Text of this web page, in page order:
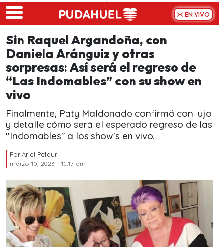
Skip to main content
EN VIVO
Sin Raquel Argandoña, con
Daniela Aránguiz y otras
sorpresas: Así será el regreso de
“Las Indomables” con su show en
vivo
Finalmente, Paty Maldonado confirmó con lujo
y detalle cómo será el esperado regreso de las
"Indomables" a los show's en vivo.
Por Ariel Pefaur
marzo 10, 2023 - 10:17 am